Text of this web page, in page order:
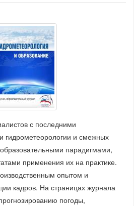
с последними
гидрометеорологии и смежных
парадигмами,
применения их на практике.
опытом и
кадров. На страницах журнала
погоды,